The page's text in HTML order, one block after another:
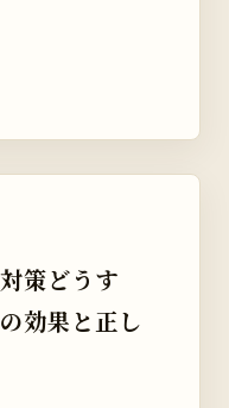
策どうす
効果と正し